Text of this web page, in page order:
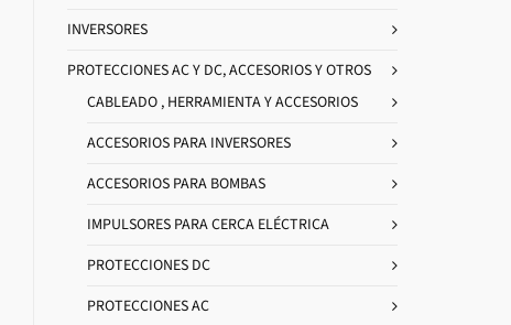
INVERSORES
PROTECCIONES AC Y DC, ACCESORIOS Y OTROS
CABLEADO , HERRAMIENTA Y ACCESORIOS
ACCESORIOS PARA INVERSORES
ACCESORIOS PARA BOMBAS
IMPULSORES PARA CERCA ELÉCTRICA
PROTECCIONES DC
PROTECCIONES AC